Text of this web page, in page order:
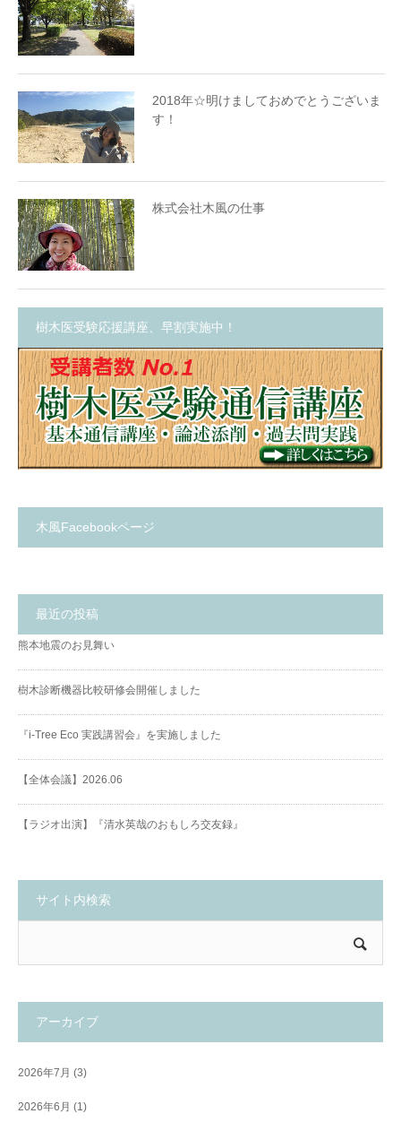
2018年☆明けましておめでとうございま
す！
株式会社木風の仕事
樹木医受験応援講座、早割実施中！
木風Facebookページ
最近の投稿
熊本地震のお見舞い
樹木診断機器比較研修会開催しました
『i-Tree Eco 実践講習会』を実施しました
【全体会議】2026.06
【ラジオ出演】『清水英哉のおもしろ交友録』
サイト内検索
アーカイブ
2026年7月 (3)
2026年6月 (1)